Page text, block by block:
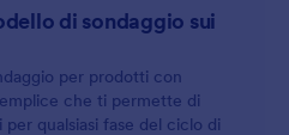
di sondaggio sui
per prodotti con
che ti permette di
qualsiasi fase del ciclo di